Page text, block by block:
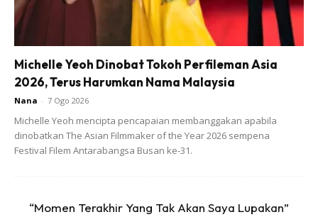
Michelle Yeoh Dinobat Tokoh Perfileman Asia
2026, Terus Harumkan Nama Malaysia
Nana - 7 Ogo 2026
Michelle Yeoh mencipta pencapaian membanggakan apabila
dinobatkan The Asian Filmmaker of the Year 2026 sempena
Festival Filem Antarabangsa Busan ke-31.
“Momen Terakhir Yang Tak Akan Saya Lupakan”